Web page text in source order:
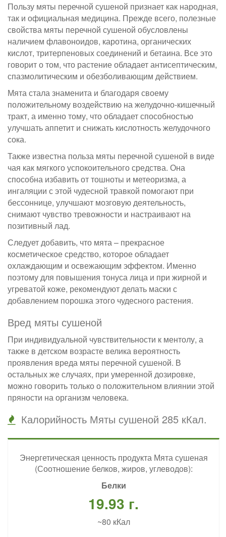
Пользу мяты перечной сушеной признает как народная,
так и официальная медицина. Прежде всего, полезные
свойства мяты перечной сушеной обусловлены
наличием флавоноидов, каротина, органических
кислот, тритерпеновых соединений и бетаина. Все это
говорит о том, что растение обладает антисептическим,
спазмолитическим и обезболивающим действием.
Мята стала знаменита и благодаря своему
положительному воздействию на желудочно-кишечный
тракт, а именно тому, что обладает способностью
улучшать аппетит и снижать кислотность желудочного
сока.
Также известна польза мяты перечной сушеной в виде
чая как мягкого успокоительного средства. Она
способна избавить от тошноты и метеоризма, а
ингаляции с этой чудесной травкой помогают при
бессоннице, улучшают мозговую деятельность,
снимают чувство тревожности и настраивают на
позитивный лад.
Следует добавить, что мята – прекрасное
косметическое средство, которое обладает
охлаждающим и освежающим эффектом. Именно
поэтому для повышения тонуса лица и при жирной и
угреватой коже, рекомендуют делать маски с
добавлением порошка этого чудесного растения.
Вред мяты сушеной
При индивидуальной чувствительности к ментолу, а
также в детском возрасте велика вероятность
проявления вреда мяты перечной сушеной. В
остальных же случаях, при умеренной дозировке,
можно говорить только о положительном влиянии этой
пряности на организм человека.
Калорийность Мяты сушеной 285 кКал.
Энергетическая ценность продукта Мята сушеная
(Соотношение белков, жиров, углеводов):
Белки
19.93 г.
~80 кКал